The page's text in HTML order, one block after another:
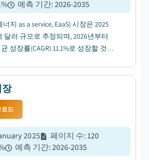
% 예측 기간:2026-2035
지 as a service, EaaS) 시장은 2025
달러 규모로 추정되며, 2026년부터
성장률(CAGR) 11.1%로 성장할 것으
장
로드
2025 페이지 수:120
예측 기간:2026-2035